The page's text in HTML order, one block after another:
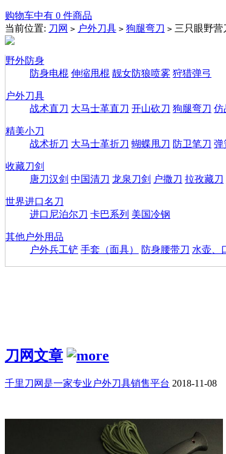
购物车中有 0 件商品
当前位置: 刀网 > 户外刀具 > 狗腿弯刀 > 三只眼野营
野外防身
防身电棍 伸缩甩棍 靓女防狼喷雾 狩猎弹弓
户外刀具
战术直刀 大马士革直刀 开山砍刀 狗腿弯刀 仿
精美小刀
战术折刀 大马士革折刀 蝴蝶甩刀 防卫笔刀 弹
收藏刀剑
唐刀汉剑 中国清刀 龙泉刀剑 户撒刀 拉孜藏刀
世界进口名刀
进口尼泊尔刀 卡巴系列 美国冷钢
其他户外用品
户外兵工铲 手套（面具） 防身腰带刀 水壶、
刀网文章
千里刀网是一家专业户外刀具销售平台 2018-11-08